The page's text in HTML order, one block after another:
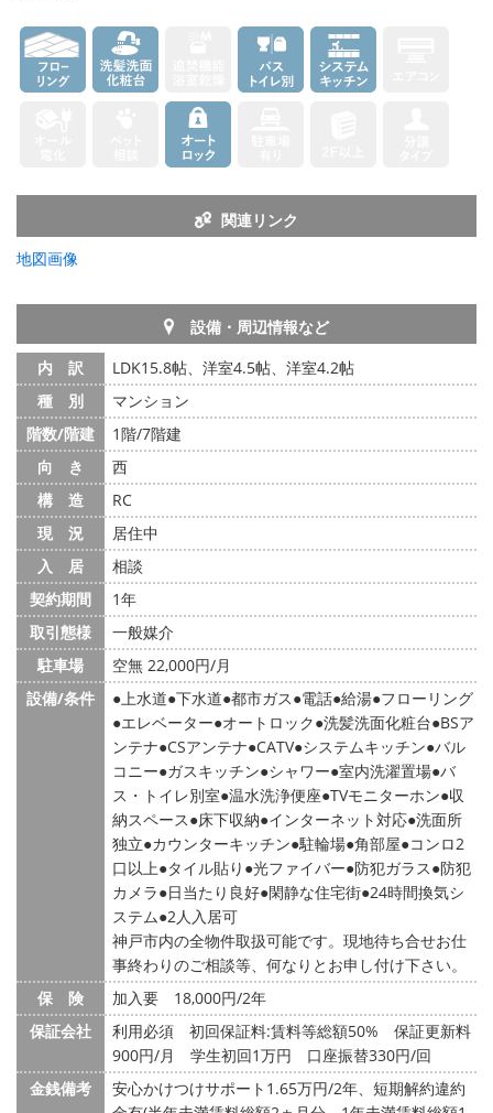
関連リンク
地図画像
設備・周辺情報など
内 訳
LDK15.8帖、洋室4.5帖、洋室4.2帖
種 別
マンション
階数/階建
1階/7階建
向 き
西
構 造
RC
現 況
居住中
入 居
相談
契約期間
1年
取引態様
一般媒介
駐車場
空無 22,000円/月
設備/条件
上水道 下水道 都市ガス 電話 給湯 フローリング
エレベーター オートロック 洗髪洗面化粧台 BSア
ンテナ CSアンテナ CATV システムキッチン バル
コニー ガスキッチン シャワー 室内洗濯置場 バ
ス・トイレ別室 温水洗浄便座 TVモニターホン 収
納スペース 床下収納 インターネット対応 洗面所
独立 カウンターキッチン 駐輪場 角部屋 コンロ2
口以上 タイル貼り 光ファイバー 防犯ガラス 防犯
カメラ
日当たり良好 閑静な住宅街 24時間換気シ
ステム 2人入居可
神戸市内の全物件取扱可能です。現地待ち合せお仕
事終わりのご相談等、何なりとお申し付け下さい。
保 険
加入要 18,000円/2年
保証会社
利用必須 初回保証料:賃料等総額50% 保証更新料
900円/月 学生初回1万円 口座振替330円/回
金銭備考
安心かけつけサポート1.65万円/2年、短期解約違約